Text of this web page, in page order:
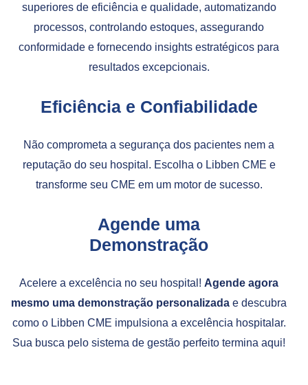
superiores de eficiência e qualidade, automatizando
processos, controlando estoques, assegurando
conformidade e fornecendo insights estratégicos para
resultados excepcionais.
Eficiência e Confiabilidade
Não comprometa a segurança dos pacientes nem a
reputação do seu hospital. Escolha o Libben CME e
transforme seu CME em um motor de sucesso.
Agende uma
Demonstração
Acelere a excelência no seu hospital! Agende agora
mesmo uma demonstração personalizada e descubra
como o Libben CME impulsiona a excelência hospitalar.
Sua busca pelo sistema de gestão perfeito termina aqui!